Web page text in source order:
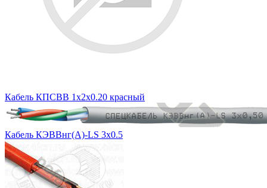
Кабель КПСВВ 1х2х0.20 красный
Кабель КЭВВнг(А)-LS 3х0.5